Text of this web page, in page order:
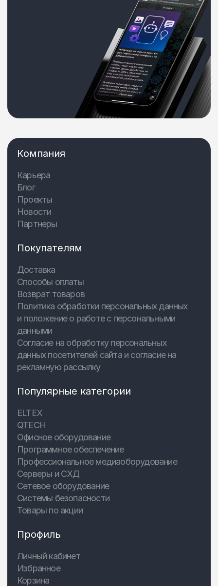
Компания
Карьера
Блог
Проекты
Новости
Партнеры
Покупателям
Доставка
Способы оплаты
Возврат товаров
Политика обработки персональных данных
и положение о работе с персональными
данными
Согласие на обработку персональных
данных посетителей сайта и согласие на
рекламную рассылку
Популярные категории
ELTEX
QTECH
Офисное оборудование
Программное обеспечение
Профессиональное медиаоборудование
Серверы и СХД
Сетевое оборудование
Системы безопасности
Товары по акции
Профиль
Личный кабинет
Избранное
Корзина